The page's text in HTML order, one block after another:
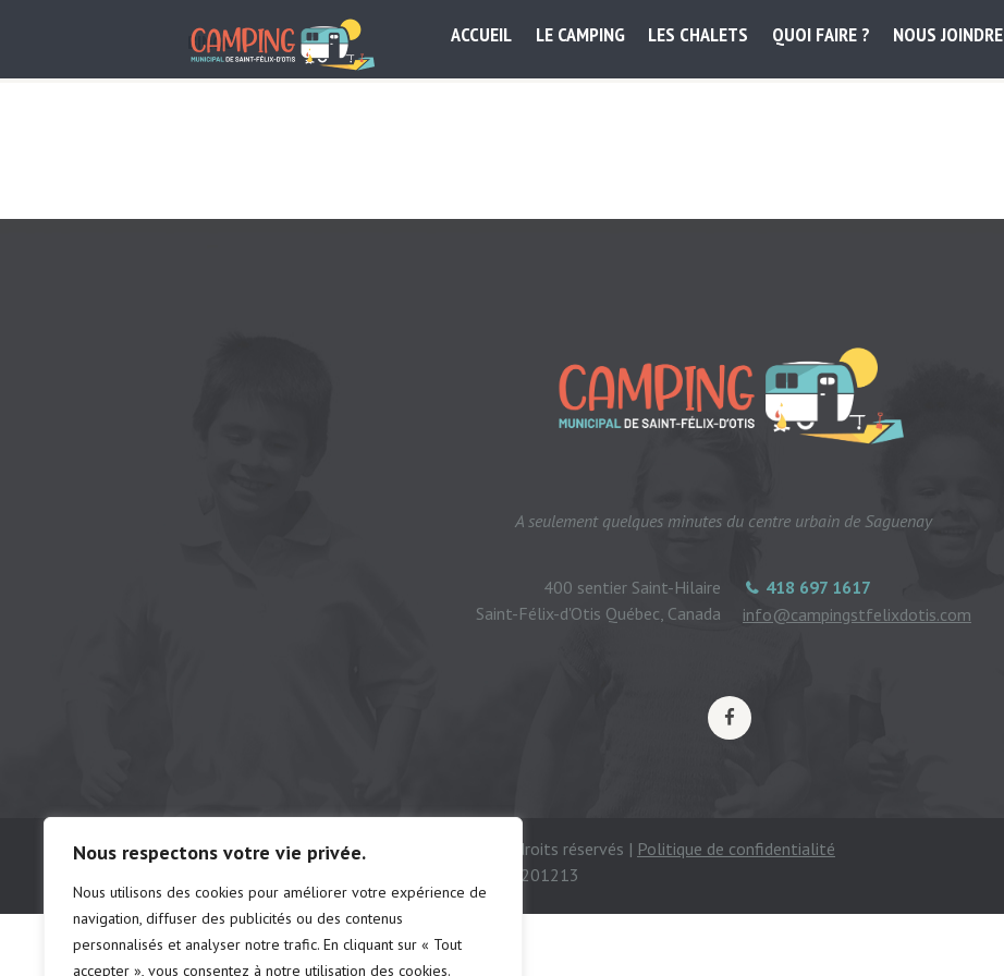
Nous respectons votre vie privée.
Nous utilisons des cookies pour améliorer votre expérience de
navigation, diffuser des publicités ou des contenus
personnalisés et analyser notre trafic. En cliquant sur « Tout
accepter », vous consentez à notre utilisation des cookies.
ACCUEIL LE CAMPING LES CHALETS QUOI FAIRE ? NOUS JOINDRE
BINGO
A seulement quelques minutes du centre urbain de Saguenay
418 697 1617
info@campingstfelixdotis.com
400 sentier Saint-Hilaire
Saint-Félix-d'Otis Québec, Canada
© Camping municipal de St-Félix d'Otis, tous droits réservés | Politique de confidentialité
# d'établissements: chalet 222691 | camping 201213